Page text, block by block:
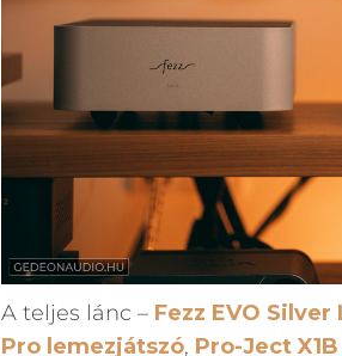
A teljes lánc – Fezz EVO
Pro lemezjátszó, Pro-Ject